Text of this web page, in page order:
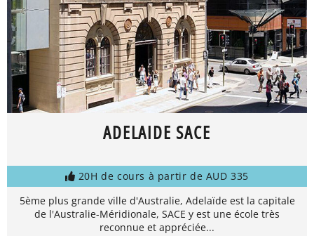
ADELAIDE SACE
20H de cours à partir de AUD 335
5ème plus grande ville d'Australie, Adelaïde est la capitale
de l'Australie-Méridionale, SACE y est une école très
reconnue et appréciée...